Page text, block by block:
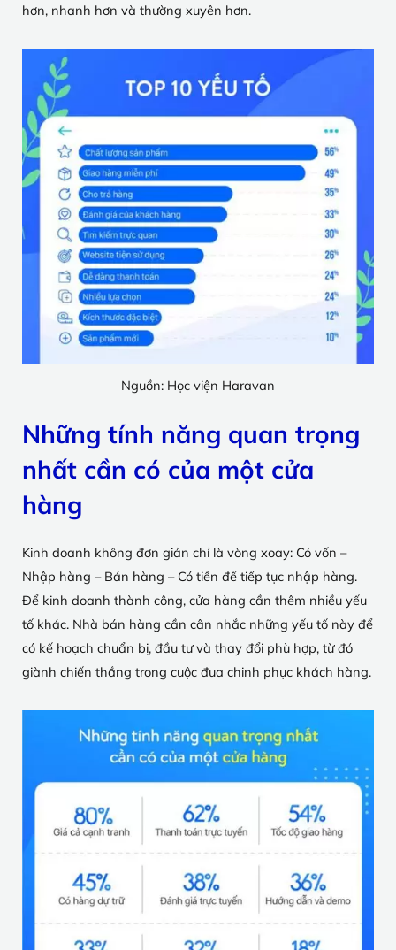
hơn, nhanh hơn và thường xuyên hơn.
Nguồn: Học viện Haravan
Những tính năng quan trọng
nhất cần có của một cửa
hàng
Kinh doanh không đơn giản chỉ là vòng xoay: Có vốn –
Nhập hàng – Bán hàng – Có tiền để tiếp tục nhập hàng.
Để kinh doanh thành công, cửa hàng cần thêm nhiều yếu
tố khác. Nhà bán hàng cần cân nhắc những yếu tố này để
có kế hoạch chuẩn bị, đầu tư và thay đổi phù hợp, từ đó
giành chiến thắng trong cuộc đua chinh phục khách hàng.